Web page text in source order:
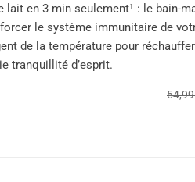
en 3 min seulement¹ : le bain-
le système immunitaire de
de la température pour
tranquillité d’esprit.
54,99